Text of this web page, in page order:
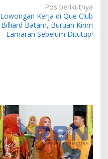
Pos berikutnya
Lowongan Kerja di Que Club
Billiard Batam, Buruan Kirim
Lamaran Sebelum Ditutup!